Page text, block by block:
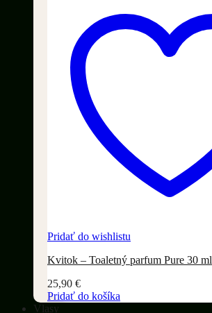
Pridať do wishlistu
Kvitok – Toaletný parfum Pure 30 ml
25,90 €
Pridať do košíka
Vlasy